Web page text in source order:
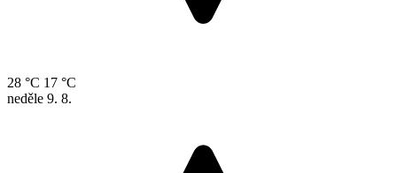
28 °C 17 °C
neděle 9. 8.